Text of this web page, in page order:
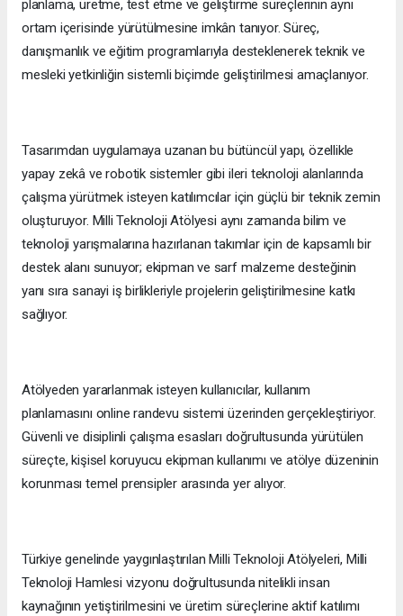
planlama, üretme, test etme ve geliştirme süreçlerinin aynı
ortam içerisinde yürütülmesine imkân tanıyor. Süreç,
danışmanlık ve eğitim programlarıyla desteklenerek teknik ve
mesleki yetkinliğin sistemli biçimde geliştirilmesi amaçlanıyor.
Tasarımdan uygulamaya uzanan bu bütüncül yapı, özellikle
yapay zekâ ve robotik sistemler gibi ileri teknoloji alanlarında
çalışma yürütmek isteyen katılımcılar için güçlü bir teknik zemin
oluşturuyor. Milli Teknoloji Atölyesi aynı zamanda bilim ve
teknoloji yarışmalarına hazırlanan takımlar için de kapsamlı bir
destek alanı sunuyor; ekipman ve sarf malzeme desteğinin
yanı sıra sanayi iş birlikleriyle projelerin geliştirilmesine katkı
sağlıyor.
Atölyeden yararlanmak isteyen kullanıcılar, kullanım
planlamasını online randevu sistemi üzerinden gerçekleştiriyor.
Güvenli ve disiplinli çalışma esasları doğrultusunda yürütülen
süreçte, kişisel koruyucu ekipman kullanımı ve atölye düzeninin
korunması temel prensipler arasında yer alıyor.
Türkiye genelinde yaygınlaştırılan Milli Teknoloji Atölyeleri, Milli
Teknoloji Hamlesi vizyonu doğrultusunda nitelikli insan
kaynağının yetiştirilmesini ve üretim süreçlerine aktif katılımı